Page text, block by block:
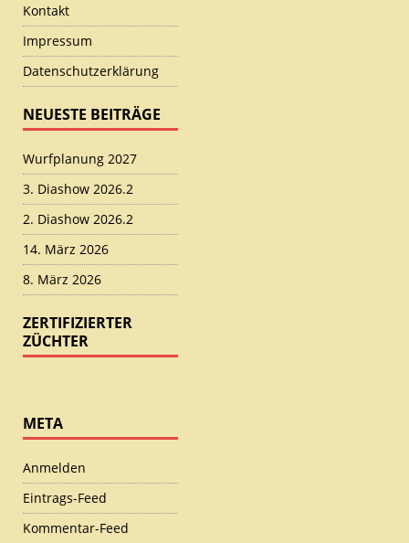
Kontakt
Impressum
Datenschutzerklärung
NEUESTE BEITRÄGE
Wurfplanung 2027
3. Diashow 2026.2
2. Diashow 2026.2
14. März 2026
8. März 2026
ZERTIFIZIERTER
ZÜCHTER
META
Anmelden
Eintrags-Feed
Kommentar-Feed